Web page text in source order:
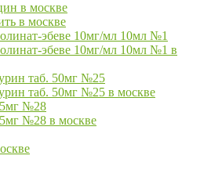
в москве
в москве
эбеве 10мг/мл 10мл №1
эбеве 10мг/мл 10мл №1 в
таб. 50мг №25
таб. 50мг №25 в москве
5мг №28
№28 в москве